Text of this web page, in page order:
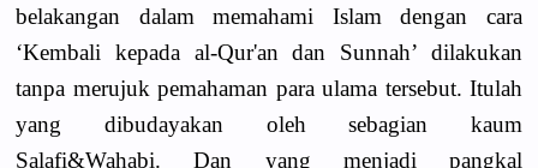
belakangan dalam memahami Islam dengan cara
‘Kembali kepada al-Qur'an dan Sunnah’ dilakukan
tanpa merujuk pemahaman para ulama tersebut. Itulah
yang dibudayakan oleh sebagian kaum
Salafi&Wahabi. Dan yang menjadi pangkal